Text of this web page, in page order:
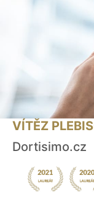
VÍTĚZ
Dortisimo.cz